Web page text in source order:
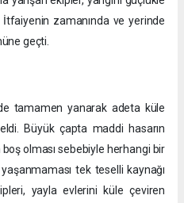
zamanında ve yerinde
geçti.
tamamen yanarak adeta küle
Büyük çapta maddi hasarın
olması sebebiyle herhangi bir
tek teselli kaynağı
yayla evlerini küle çeviren